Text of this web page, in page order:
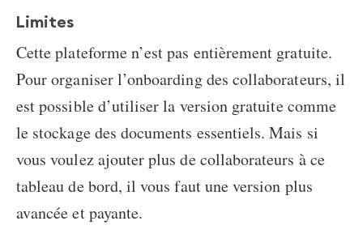
Limites
Cette plateforme n’est pas entièrement gratuite.
Pour organiser l’onboarding des collaborateurs, il
est possible d’utiliser la version gratuite comme
le stockage des documents essentiels. Mais si
vous voulez ajouter plus de collaborateurs à ce
tableau de bord, il vous faut une version plus
avancée et payante.